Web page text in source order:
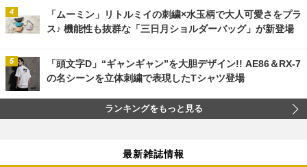
「ムーミン」リトルミイの刺繍×水玉柄で大人可愛さをプラ
ス♪ 機能性も抜群な「三日月ショルダーバッグ」が新登場
「頭文字D」“ギャンギャン”を大胆デザイン!! AE86＆RX-7
の名シーンを立体刺繍で表現したTシャツ登場
ランキングをもっと見る
最新雑誌情報